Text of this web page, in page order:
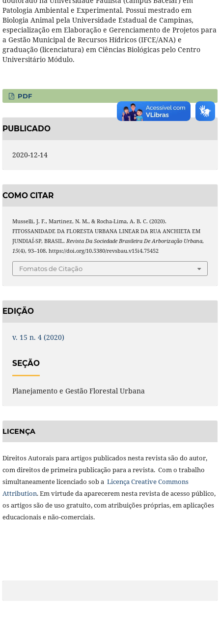
Patologia Ambiental e Experimental. Possui mestrado em
Biologia Animal pela Universidade Estadual de Campinas,
especialização em Elaboração e Gerenciamento de Projetos para
a Gestão Municipal de Recursos Hídricos (IFCE/ANA) e
graduação (licenciatura) em Ciências Biológicas pelo Centro
Universitário Módulo.
PDF
PUBLICADO
2020-12-14
COMO CITAR
Musselli, J. F., Martinez, N. M., & Rocha-Lima, A. B. C. (2020).
FITOSSANIDADE DA FLORESTA URBANA LINEAR DA RUA ANCHIETA EM
JUNDIAÍ-SP, BRASIL. Revista Da Sociedade Brasileira De Arborização Urbana,
15(4), 93–108. https://doi.org/10.5380/revsbau.v15i4.75452
Fomatos de Citação
EDIÇÃO
v. 15 n. 4 (2020)
SEÇÃO
Planejamento e Gestão Florestal Urbana
LICENÇA
Direitos Autorais para artigos publicados nesta revista são do autor,
com direitos de primeira publicação para a revista. Com o trabalho
simultaneamente licenciado sob a Licença Creative Commons
Attribution. Em virtude da aparecerem nesta revista de acesso público,
os artigos são de uso gratuito, com atribuições próprias, em aplicações
educacionais e não-comerciais.